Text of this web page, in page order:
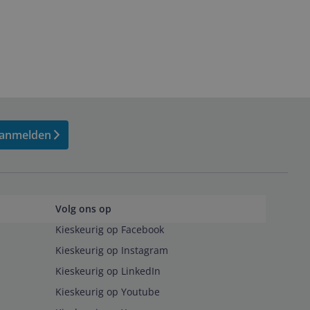
Volg ons op
Kieskeurig op Facebook
Kieskeurig op Instagram
Kieskeurig op LinkedIn
Kieskeurig op Youtube